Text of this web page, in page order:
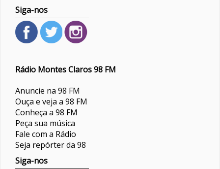
Siga-nos
Rádio Montes Claros 98 FM
Anuncie na 98 FM
Ouça e veja a 98 FM
Conheça a 98 FM
Peça sua música
Fale com a Rádio
Seja repórter da 98
Siga-nos